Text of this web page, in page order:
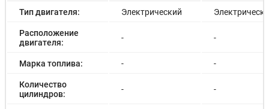
Тип двигателя: Электрический
Расположение
двигателя:
- -
Марка топлива: - -
Количество
цилиндров:
- -